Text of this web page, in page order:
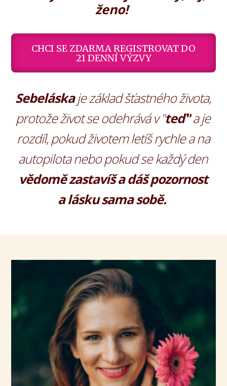
ženo!
CHCI SE ZDARMA REGISTROVAT DO
21 DENNÍ VÝZVY
Sebeláskaje základ šťastného života,
protože život se odehrává v "teď"a je
rozdíl, pokud životem letíš rychle a na
autopilota nebo pokud se každý den
vědomě zastavíš a dáš pozornost
a lásku sama sobě.